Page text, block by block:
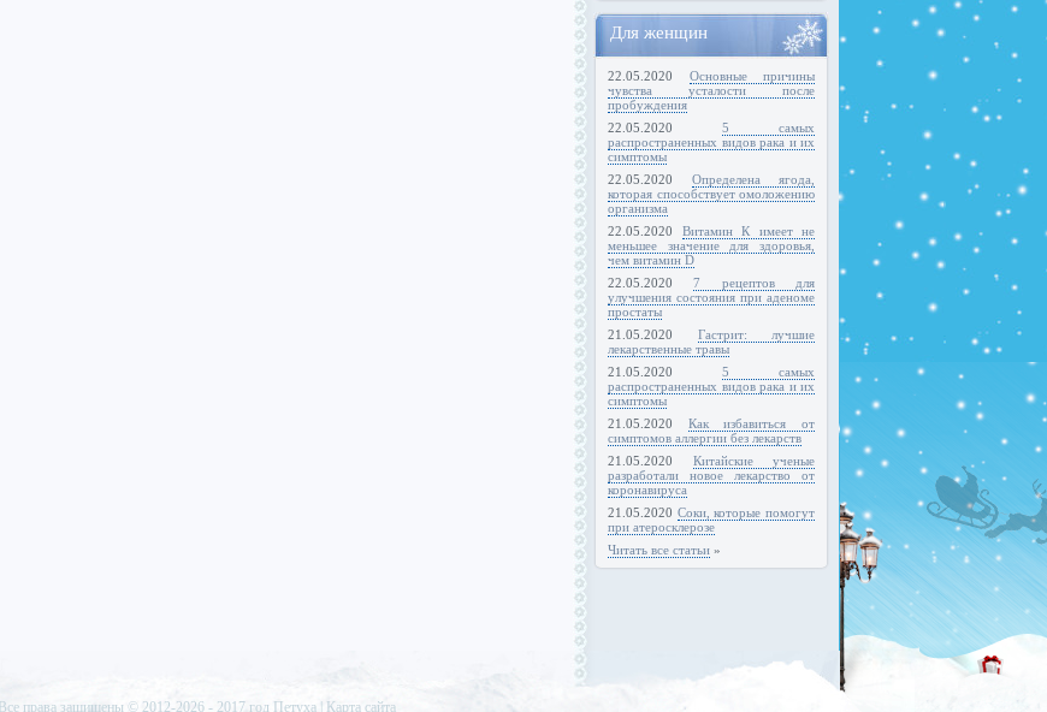
Для женщин
22.05.2020
Основные причины
чувства усталости после
пробуждения
22.05.2020
5 самых
распространенных видов рака и их
симптомы
22.05.2020
Определена ягода,
которая способствует омоложению
организма
22.05.2020
Витамин К имеет не
меньшее значение для здоровья,
чем витамин D
22.05.2020
7 рецептов для
улучшения состояния при аденоме
простаты
21.05.2020
Гастрит: лучшие
лекарственные травы
21.05.2020
5 самых
распространенных видов рака и их
симптомы
21.05.2020
Как избавиться от
симптомов аллергии без лекарств
21.05.2020
Китайские ученые
разработали новое лекарство от
коронавируса
21.05.2020 Соки, которые помогут
при атеросклерозе
Читать все статьи »
Все права защищены © 2012-2026 - 2017 год Петуха Карта сайта